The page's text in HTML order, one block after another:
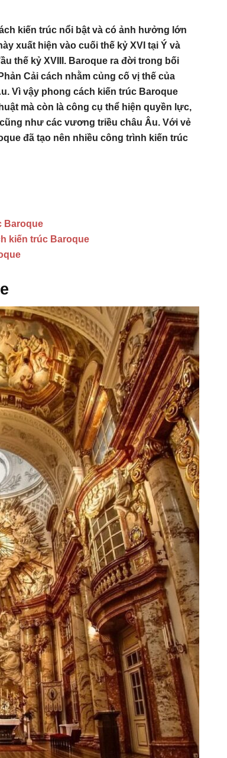
kiến trúc nổi bật và có ảnh hưởng lớn
xuất hiện vào cuối thế kỷ XVI tại Ý và
thế kỷ XVIII. Baroque ra đời trong bối
Cải cách nhằm củng cố vị thế của
Vì vậy phong cách kiến trúc Baroque
mà còn là công cụ thể hiện quyền lực,
như các vương triều châu Âu. Với vẻ
đã tạo nên nhiều công trình kiến trúc
Baroque
kiến trúc Baroque